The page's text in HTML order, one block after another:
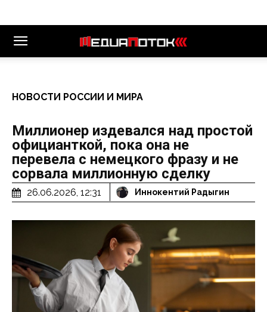
НОВОСТИ РОССИИ И МИРА
Миллионер издевался над простой
официанткой, пока она не
перевела с немецкого фразу и не
сорвала миллионную сделку
26.06.2026, 12:31 Иннокентий Радыгин